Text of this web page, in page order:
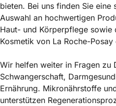
bieten. Bei uns finden Sie eine
Auswahl an hochwertigen
Haut- und Körperpflege sowie
Kosmetik von La Roche-
Wir helfen weiter in Fragen zu
Schwangerschaft,
Ernährung. Mikronährstoffe
unterstützen